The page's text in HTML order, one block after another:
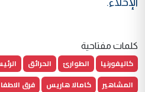
كلمات مفتاحية
كاليفورنيا الطوارئ الحرائق
المشاهير
كامالا هاريس فرق